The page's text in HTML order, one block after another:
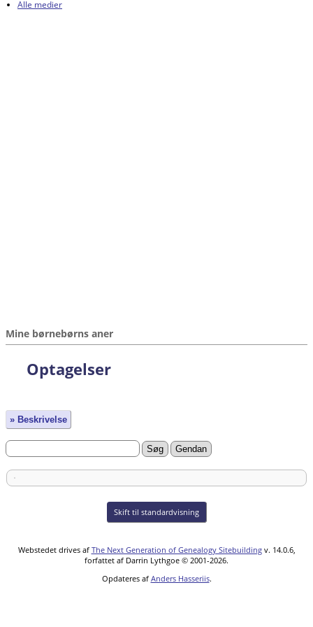
Alle medier
Mine børnebørns aner
Optagelser
» Beskrivelse
Skift til standardvisning
Webstedet drives af The Next Generation of Genealogy Sitebuildingv. 14.0.6,
forfattet af Darrin Lythgoe © 2001-2026.
Opdateres af Anders Hasseriis.